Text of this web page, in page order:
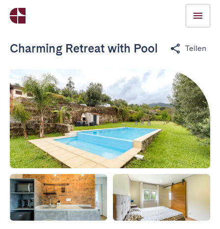
Charming Retreat with Pool Teilen